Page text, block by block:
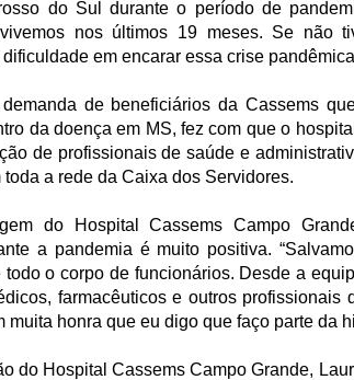
do Sul durante o período de
nos últimos 19 meses. Se não
em encarar essa crise
de beneficiários da Cassems
da doença em MS, fez com que o
de profissionais de saúde e
a rede da Caixa dos Servidores.
do Hospital Cassems Campo
a pandemia é muito positiva.
o corpo de funcionários. Desde a
farmacêuticos e outros profissionais
muita honra que eu digo que faço parte da
do Hospital Cassems Campo Grande,